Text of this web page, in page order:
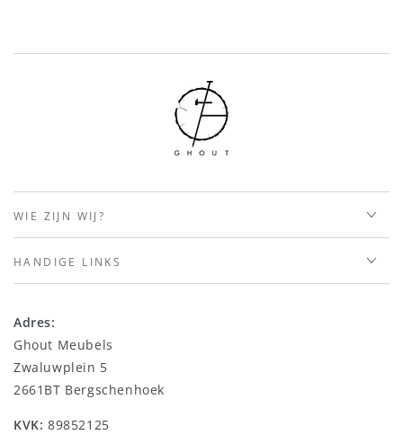
WIE ZIJN WIJ?
HANDIGE LINKS
Adres:
Ghout Meubels
Zwaluwplein 5
2661BT Bergschenhoek
KVK: 89852125